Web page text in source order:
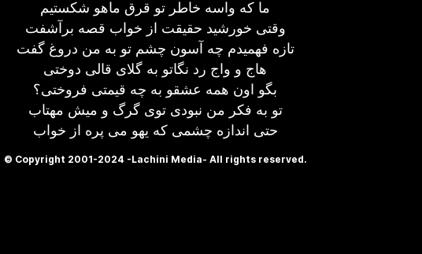
ما که واسه خاطر تو قرق ماهو شکستیم
وقتی خورشید حقیقت از خواب قصه برآشفت
تازه فهمیدم چه آسون چشم تو به من دروغ گفت
هاج و واج رد نگاتو به گلای قالی دوختی
بگو اون همه عشقو به چه قیمتی فروختی؟
تو به فکر من نبودی توی گرگ و میش مهتاب
حتی اندازه چشمی که یهو می پره از خواب
© Copyright 2001-2024 -Lachini Media- All rights reserved.